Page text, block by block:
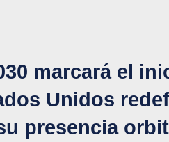
marcará el
Unidos
presencia